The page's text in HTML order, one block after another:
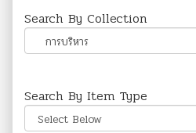
Search By Collection
Search By Item Type